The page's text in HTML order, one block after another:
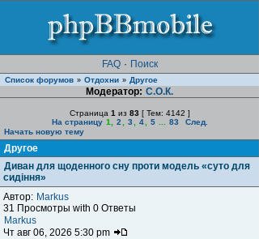
FAQ · Поиск
Список форумов » Отдохни » Другое
Модератор: С.О.К.
Страница 1 из 83 [ Тем: 4142 ]
На страницу 1 2 3 4 5 83
След.
Начать новую тему
Другое
Диван для щоденного сну проти модель «суто для
сидіння»
Автор: Markus
31 Просмотры with 0 Ответы
Markus
Чт авг 06, 2026 5:30 pm